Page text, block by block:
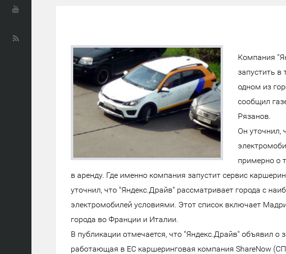
Компания
запустить в
одном из
сообщил
Рязанов.
Он уточнил,
примерно о
в аренду. Где именно компания запустит сервис
уточнил, что "Яндекс.Драйв" рассматривает города с
электромобилей условиями. Этот список включает
города во Франции и Италии.
В публикации отмечается, что "Яндекс.Драйв" объявил о
работающая в ЕС каршеринговая компания ShareNow